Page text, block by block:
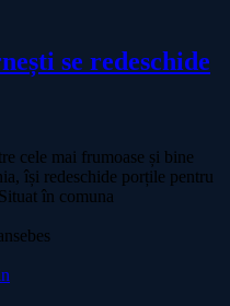
se redeschide
cele mai frumoase și bine
își redeschide porțile pentru
în comuna